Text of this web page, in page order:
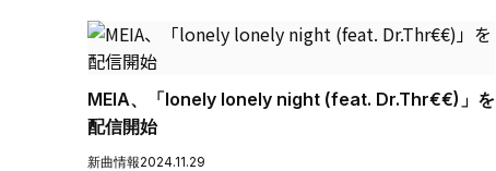
MEIA、「lonely lonely night (feat. Dr.Thr€€)」を
配信開始
新曲情報2024.11.29